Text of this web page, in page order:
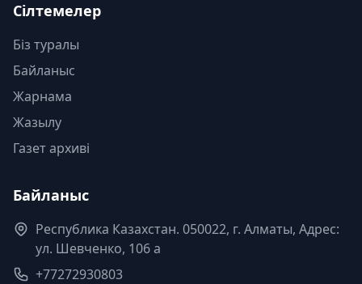
Сілтемелер
Біз туралы
Байланыс
Жарнама
Жазылу
Газет архиві
Байланыс
Республика Казахстан. 050022, г. Алматы, Адрес:
ул. Шевченко, 106 а
+77272930803